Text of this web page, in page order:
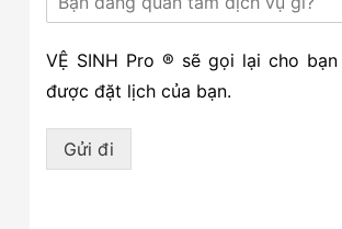
VỆ SINH Pro ® sẽ gọi lại cho
được đặt lịch của bạn.
Gửi đi